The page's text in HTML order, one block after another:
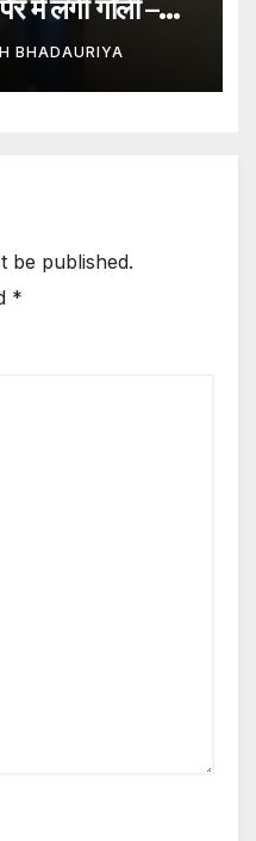
में लगी गोली –
Snatchers
Encounter;
In The
BHADAURIYA
be published.
*